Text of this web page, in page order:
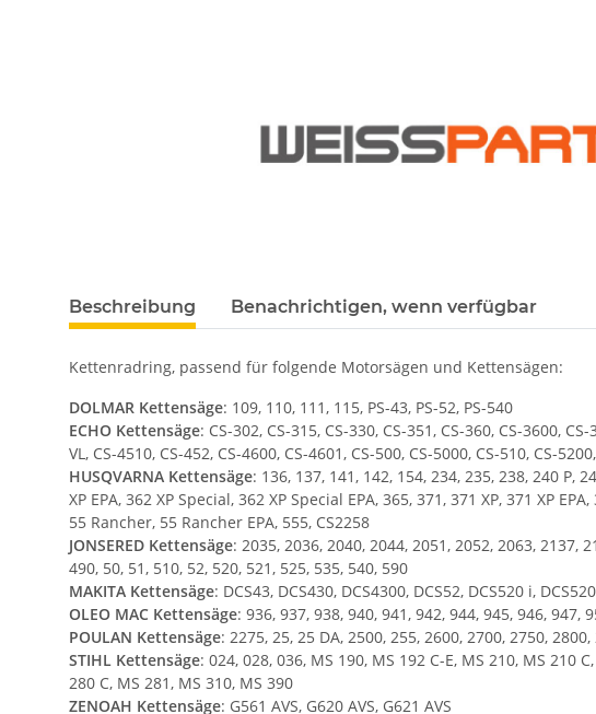
Beschreibung Benachrichtigen, wenn verfügbar
Kettenradring, passend für folgende Motorsägen und Kettensägen:
DOLMAR Kettensäge: 109, 110, 111, 115, PS-43, PS-52, PS-540
ECHO Kettensäge: CS-302, CS-315, CS-330, CS-351, CS-360, CS-3600,
VL, CS-4510, CS-452, CS-4600, CS-4601, CS-500, CS-5000, CS-510, CS-
HUSQVARNA Kettensäge: 136, 137, 141, 142, 154, 234, 235, 238, 240 P,
XP EPA, 362 XP Special, 362 XP Special EPA, 365, 371, 371 XP, 371 XP
55 Rancher, 55 Rancher EPA, 555, CS2258
JONSERED Kettensäge: 2035, 2036, 2040, 2044, 2051, 2052, 2063, 2137,
490, 50, 51, 510, 52, 520, 521, 525, 535, 540, 590
MAKITA Kettensäge: DCS43, DCS430, DCS4300, DCS52, DCS520 i,
OLEO MAC Kettensäge: 936, 937, 938, 940, 941, 942, 944, 945, 946, 947,
POULAN Kettensäge: 2275, 25, 25 DA, 2500, 255, 2600, 2700, 2750,
STIHL Kettensäge: 024, 028, 036, MS 190, MS 192 C-E, MS 210, MS 210
280 C, MS 281, MS 310, MS 390
ZENOAH Kettensäge: G561 AVS, G620 AVS, G621 AVS